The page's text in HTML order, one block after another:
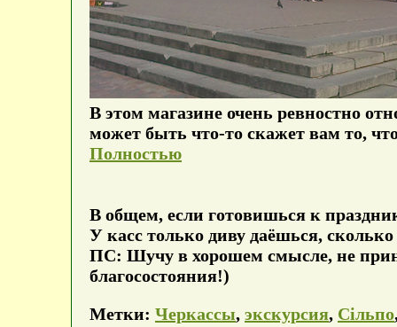
В этом магазине очень ревностно
может быть что-то скажет вам то,
Полностью
В общем, если готовишься к
У касс только диву даёшься,
ПС: Шучу в хорошем смысле, не
благосостояния!)
Метки: Черкассы, экскурсия, Сільпо